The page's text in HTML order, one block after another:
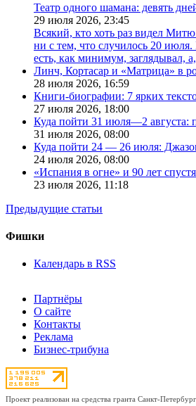
Театр одного шамана: девять
29 июля 2026, 23:45
Всякий, кто хоть раз видел
ни с тем, что случилось 20
есть, как минимум, заглядывал,
Линч, Кортасар и «Матрица» в
28 июля 2026, 16:59
Книги-биографии: 7 ярких
27 июля 2026, 18:00
Куда пойти 31 июля—2 августа:
31 июля 2026, 08:00
Куда пойти 24 — 26 июля:
24 июля 2026, 08:00
«Испания в огне» и 90 лет
23 июля 2026, 11:18
Предыдущие статьи
Фишки
Календарь в RSS
Партнёры
О сайте
Контакты
Реклама
Бизнес-трибуна
Проект реализован на средства гранта Санкт-